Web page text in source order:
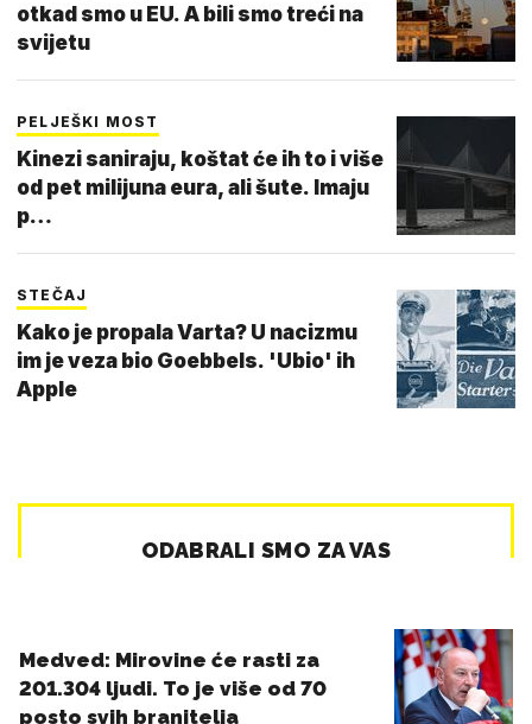
otkad smo u EU. A bili smo treći na
svijetu
PELJEŠKI MOST
Kinezi saniraju, koštat će ih to i više
od pet milijuna eura, ali šute. Imaju
p…
STEČAJ
Kako je propala Varta? U nacizmu
im je veza bio Goebbels. 'Ubio' ih
Apple